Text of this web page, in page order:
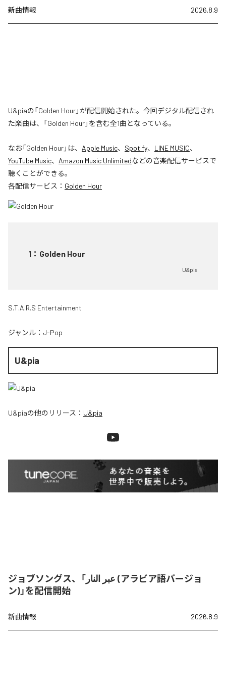
新曲情報 2026.8.9
U&piaの「Golden Hour」が配信開始された。今回デジタル配信され
た楽曲は、「Golden Hour」を含む全1曲となっている。
なお「Golden Hour」は、 Apple Music、 Spotify、 LINE MUSIC、
YouTube Music、 Amazon Music Unlimitedなどの音楽配信サービスで
聴くことができる。
各配信サービス： Golden Hour
1 ： Golden Hour
U&pia
S.T.A.R.S Entertainment
ジャンル： J-Pop
U&pia
U&piaの他のリリース： U&pia
ジョブソングス、「عبر النار (アラビア語バージョ
ン)」を配信開始
新曲情報 2026.8.9